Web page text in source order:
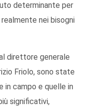
determinante per
nei bisogni
direttore generale
Friolo, sono state
in campo e quelle in
significativi,